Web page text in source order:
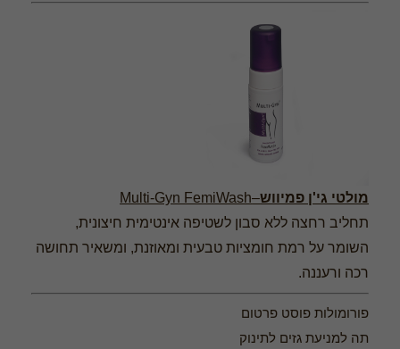
מולטי גי'ן פמיווש–Multi-Gyn FemiWash
תחליב רחצה ללא סבון לשטיפה אינטימית חיצונית,
השומר על רמת חומציות טבעית ומאוזנת, ומשאיר תחושה
רכה ורעננה.
פורומולות פוסט פרטום
תה למניעת גזים לתינוק